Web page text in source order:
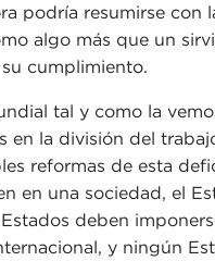
podría resumirse
algo más que un
cumplimiento.
tal y como la
en la división del
reformas de esta
en una sociedad, el
deben
y ningún